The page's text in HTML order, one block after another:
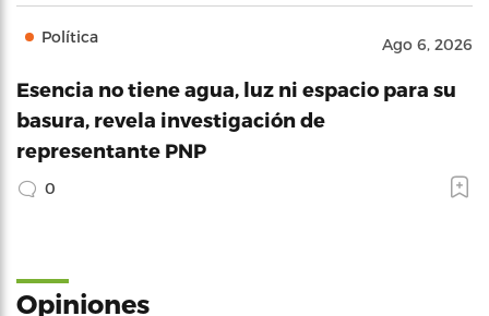
Política Ago 6, 2026
Esencia no tiene agua, luz ni espacio para su
basura, revela investigación de
representante PNP
0
Opiniones